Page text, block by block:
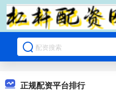
正规配资平台排行